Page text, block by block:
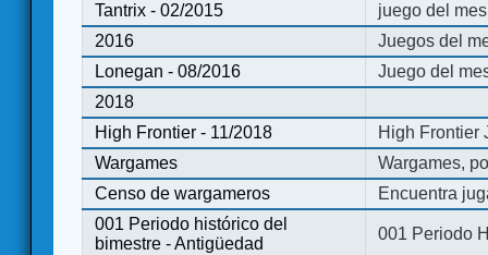
Tantrix - 02/2015
juego del
2016
Juegos del
Lonegan - 08/2016
Juego del
2018
High Frontier - 11/2018
High Frontier
Wargames
Wargames,
Censo de wargameros
Encuentra
001 Periodo histórico del
bimestre - Antigüedad
001 Periodo